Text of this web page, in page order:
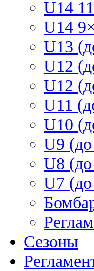
U14
U14
U13
U12
U12
U11
U10
U9 (до
U8 (до
U7 (до
Сезоны